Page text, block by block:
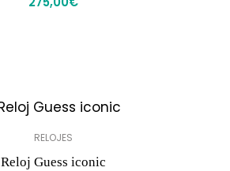
RELOJES
Reloj Guess iconic